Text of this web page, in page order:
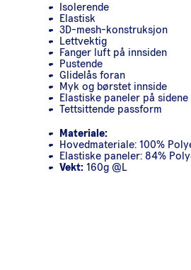
Isolerende
Elastisk
3D-mesh-konstruksjon
Lettvektig
Fanger luft på innsiden
Pustende
Glidelås foran
Myk og børstet innside
Elastiske paneler på
Tettsittende passform
Materiale:
Hovedmateriale: 100%
Elastiske paneler: 84%
Vekt: 160g @L